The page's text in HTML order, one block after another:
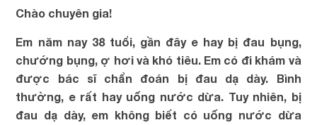
Chào chuyên gia!
Em năm nay 38 tuổi, gần đây e hay bị đau bụng,
chướng bụng, ợ hơi và khó tiêu. Em có đi khám và
được bác sĩ chẩn đoán bị đau dạ dày. Bình
thường, e rất hay uống nước dừa. Tuy nhiên, bị
đau dạ dày, em không biết có uống nước dừa